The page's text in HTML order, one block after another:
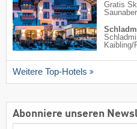
Gratis
Kaibling/​
Weitere Top-Hotels
Abonniere unseren